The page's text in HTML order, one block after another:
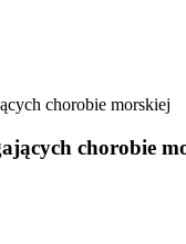
chorobie morskiej
chorobie